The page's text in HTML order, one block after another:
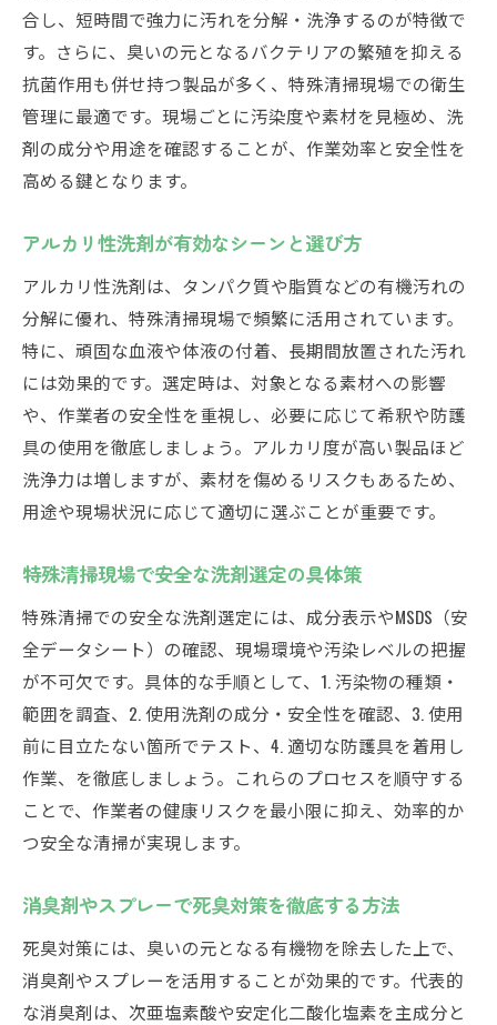
合し、短時間で強力に汚れを分解・洗浄するのが特徴で
す。さらに、臭いの元となるバクテリアの繁殖を抑える
抗菌作用も併せ持つ製品が多く、特殊清掃現場での衛生
管理に最適です。現場ごとに汚染度や素材を見極め、洗
剤の成分や用途を確認することが、作業効率と安全性を
高める鍵となります。
アルカリ性洗剤が有効なシーンと選び方
アルカリ性洗剤は、タンパク質や脂質などの有機汚れの
分解に優れ、特殊清掃現場で頻繁に活用されています。
特に、頑固な血液や体液の付着、長期間放置された汚れ
には効果的です。選定時は、対象となる素材への影響
や、作業者の安全性を重視し、必要に応じて希釈や防護
具の使用を徹底しましょう。アルカリ度が高い製品ほど
洗浄力は増しますが、素材を傷めるリスクもあるため、
用途や現場状況に応じて適切に選ぶことが重要です。
特殊清掃現場で安全な洗剤選定の具体策
特殊清掃での安全な洗剤選定には、成分表示やMSDS（安
全データシート）の確認、現場環境や汚染レベルの把握
が不可欠です。具体的な手順として、1. 汚染物の種類・
範囲を調査、2. 使用洗剤の成分・安全性を確認、3. 使用
前に目立たない箇所でテスト、4. 適切な防護具を着用し
作業、を徹底しましょう。これらのプロセスを順守する
ことで、作業者の健康リスクを最小限に抑え、効率的か
つ安全な清掃が実現します。
消臭剤やスプレーで死臭対策を徹底する方法
死臭対策には、臭いの元となる有機物を除去した上で、
消臭剤やスプレーを活用することが効果的です。代表的
な消臭剤は、次亜塩素酸や安定化二酸化塩素を主成分と